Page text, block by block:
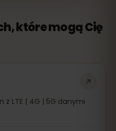
które mogą Cię
z LTE | 4G | 5G danymi